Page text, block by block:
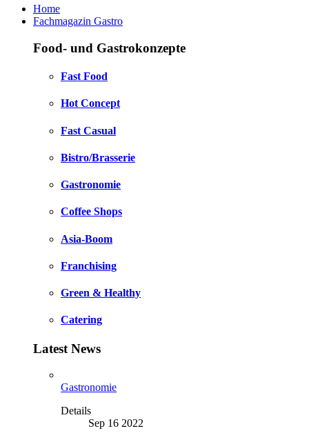
Home
Fachmagazin Gastro
Food- und Gastrokonzepte
Fast Food
Hot Concept
Fast Casual
Bistro/Brasserie
Gastronomie
Coffee Shops
Asia-Boom
Franchising
Green & Healthy
Catering
Latest News
Gastronomie
Details
Sep 16 2022